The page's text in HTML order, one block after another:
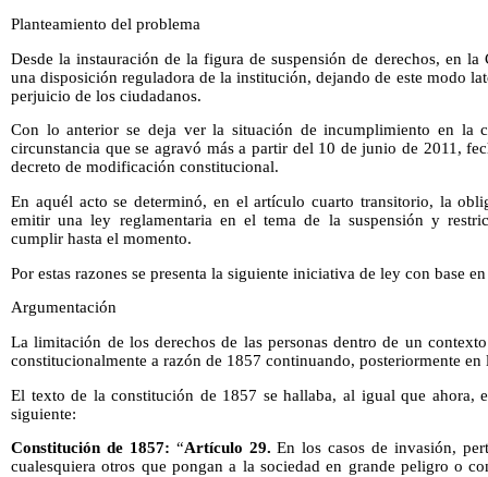
Planteamiento del problema
Desde la instauración de la figura de suspensión de derechos, en
una disposición reguladora de la institución, dejando de este modo
perjuicio de los ciudadanos.
Con lo anterior se deja ver la situación de incumplimiento en la
circunstancia que se agravó más a partir del 10 de junio de 2011,
decreto de modificación constitucional.
En aquél acto se determinó, en el artículo cuarto transitorio, la
emitir una ley reglamentaria en el tema de la suspensión y
cumplir hasta el momento.
Por estas razones se presenta la siguiente iniciativa de ley con base
Argumentación
La limitación de los derechos de las personas dentro de un
constitucionalmente a razón de 1857 continuando, posteriormente en
El texto de la constitución de 1857 se hallaba, al igual que ahora,
siguiente:
Constitución de 1857: “Artículo 29. En los casos de invasión,
cualesquiera otros que pongan a la sociedad en grande peligro o